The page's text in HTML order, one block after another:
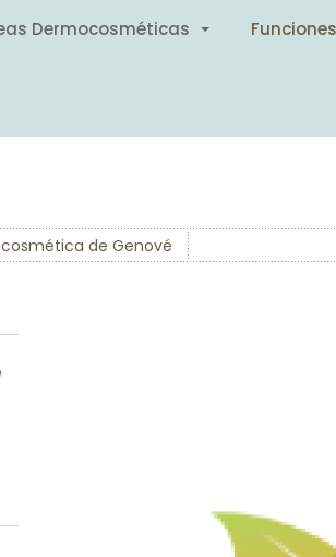
Dermocosméticas Funciones
de Genové